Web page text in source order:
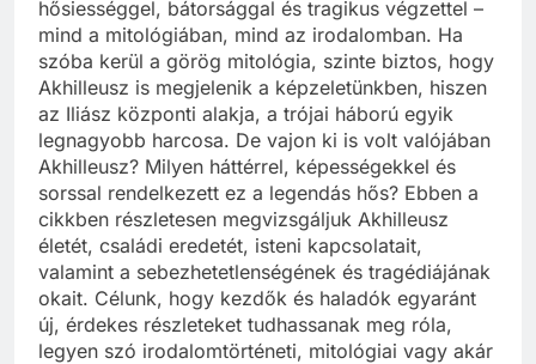
hősiességgel, bátorsággal és tragikus végzettel –
mind a mitológiában, mind az irodalomban. Ha
szóba kerül a görög mitológia, szinte biztos, hogy
Akhilleusz is megjelenik a képzeletünkben, hiszen
az Iliász központi alakja, a trójai háború egyik
legnagyobb harcosa. De vajon ki is volt valójában
Akhilleusz? Milyen háttérrel, képességekkel és
sorssal rendelkezett ez a legendás hős? Ebben a
cikkben részletesen megvizsgáljuk Akhilleusz
életét, családi eredetét, isteni kapcsolatait,
valamint a sebezhetetlenségének és tragédiájának
okait. Célunk, hogy kezdők és haladók egyaránt
új, érdekes részleteket tudhassanak meg róla,
legyen szó irodalomtörténeti, mitológiai vagy akár